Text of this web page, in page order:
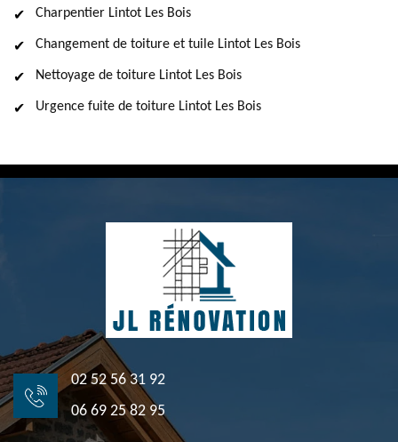
Charpentier Lintot Les Bois
Changement de toiture et tuile Lintot Les Bois
Nettoyage de toiture Lintot Les Bois
Urgence fuite de toiture Lintot Les Bois
02 52 56 31 92
06 69 25 82 95